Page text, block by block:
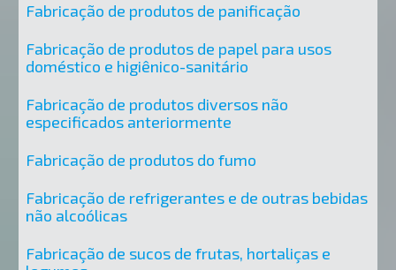
Fabricação de produtos de panificação
Fabricação de produtos de papel para usos
doméstico e higiênico-sanitário
Fabricação de produtos diversos não
especificados anteriormente
Fabricação de produtos do fumo
Fabricação de refrigerantes e de outras bebidas
não alcoólicas
Fabricação de sucos de frutas, hortaliças e